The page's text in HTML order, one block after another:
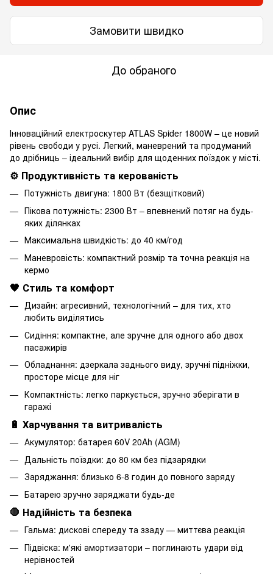
Замовити швидко
До обраного
Опис
Інноваційний електроскутер ATLAS Spider 1800W – це новий
рівень свободи у русі. Легкий, маневрений та продуманий
до дрібниць – ідеальний вибір для щоденних поїздок у місті.
⚙️ Продуктивність та керованість
Потужність двигуна: 1800 Вт (безщітковий)
Пікова потужність: 2300 Вт – впевнений потяг на будь-
яких ділянках
Максимальна швидкість: до 40 км/год
Маневровість: компактний розмір та точна реакція на
кермо
🖤 Стиль та комфорт
Дизайн: агресивний, технологічний – для тих, хто
любить виділятись
Сидіння: компактне, але зручне для одного або двох
пасажирів
Обладнання: дзеркала заднього виду, зручні підніжки,
просторе місце для ніг
Компактність: легко паркується, зручно зберігати в
гаражі
🔋 Харчування та витривалість
Акумулятор: батарея 60V 20Ah (AGM)
Дальність поїздки: до 80 км без підзарядки
Заряджання: близько 6-8 годин до повного заряду
Батарею зручно заряджати будь-де
🛑 Надійність та безпека
Гальма: дискові спереду та ззаду — миттєва реакція
Підвіска: м'які амортизатори – поглинають удари від
нерівностей